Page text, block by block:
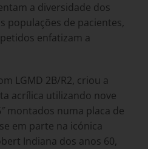
a diversidade dos
populações de pacientes,
enfatizam a
LGMD 2B/R2, criou a
acrílica utilizando nove
montados numa placa de
em parte na icónica
Indiana dos anos 60,